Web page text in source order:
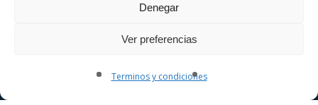
Denegar
Ver preferencias
Terminos y condiciones